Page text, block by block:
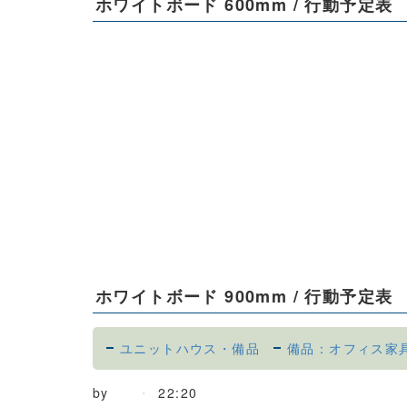
ホワイトボード 900mm / 行動予定表
ユニットハウス・備品 備品：オフィス家
by 22:20